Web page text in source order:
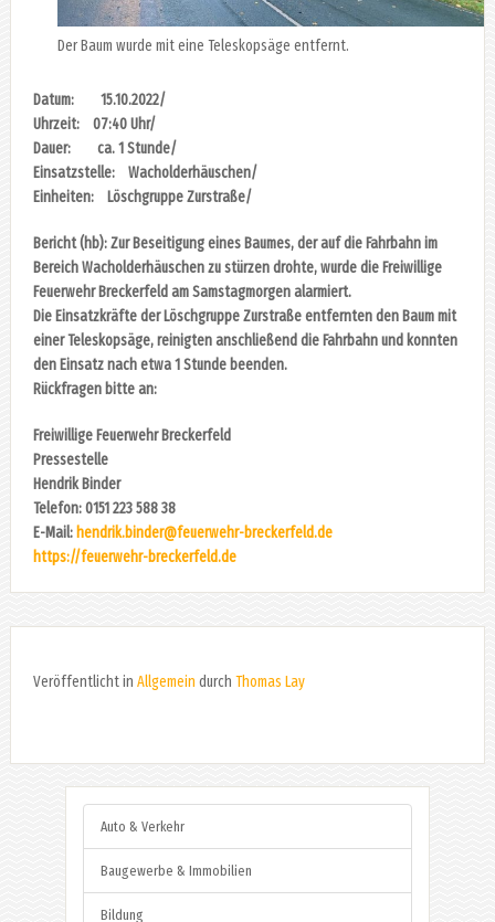
Der Baum wurde mit eine Teleskopsäge entfernt.
Datum: 15.10.2022/
Uhrzeit: 07:40 Uhr/
Dauer: ca. 1 Stunde/
Einsatzstelle: Wacholderhäuschen/
Einheiten: Löschgruppe Zurstraße/
Bericht (hb): Zur Beseitigung eines Baumes, der auf die Fahrbahn im
Bereich Wacholderhäuschen zu stürzen drohte, wurde die Freiwillige
Feuerwehr Breckerfeld am Samstagmorgen alarmiert.
Die Einsatzkräfte der Löschgruppe Zurstraße entfernten den Baum mit
einer Teleskopsäge, reinigten anschließend die Fahrbahn und konnten
den Einsatz nach etwa 1 Stunde beenden.
Rückfragen bitte an:
Freiwillige Feuerwehr Breckerfeld
Pressestelle
Hendrik Binder
Telefon: 0151 223 588 38
E-Mail: hendrik.binder@feuerwehr-breckerfeld.de
https://feuerwehr-breckerfeld.de
Veröffentlicht in Allgemein durch Thomas Lay
Auto & Verkehr
Baugewerbe & Immobilien
Bildung